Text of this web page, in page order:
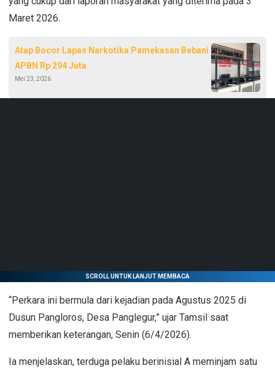
Maret 2026.
Atap Bocor Lapas Narkotika Pamekasan Bebani
APBN Rp 294 Juta
Mei 23, 2026
SCROLL UNTUK LANJUT MEMBACA
“Perkara ini bermula dari kejadian pada Agustus 2025 di
Dusun Pangloros, Desa Panglegur,” ujar Tamsil saat
memberikan keterangan, Senin (6/4/2026).
Ia menjelaskan, terduga pelaku berinisial A meminjam satu